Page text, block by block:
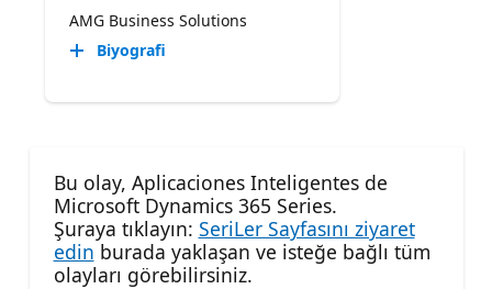
AMG Business Solutions
Biyografi
Bu olay, Aplicaciones Inteligentes de
Microsoft Dynamics 365 Series.
Şuraya tıklayın: SeriLer Sayfasını ziyaret
edin burada yaklaşan ve isteğe bağlı tüm
olayları görebilirsiniz.